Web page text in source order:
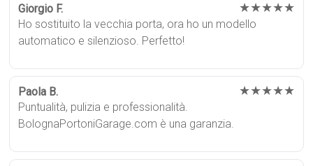
Giorgio F. ★★★★★
Ho sostituito la vecchia porta, ora ho un modello
automatico e silenzioso. Perfetto!
Paola B. ★★★★★
Puntualità, pulizia e professionalità.
BolognaPortoniGarage.com è una garanzia.